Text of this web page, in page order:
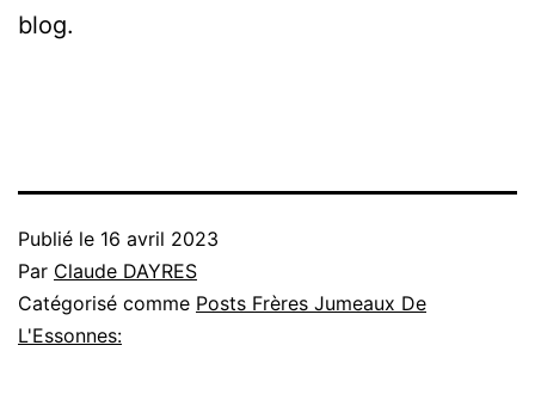
blog.
Publié le 16 avril 2023
Par Claude DAYRES
Catégorisé comme Posts Frères Jumeaux De
L'Essonnes: